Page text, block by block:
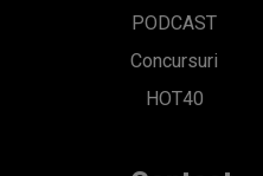
PODCAST
Concursuri
HOT40